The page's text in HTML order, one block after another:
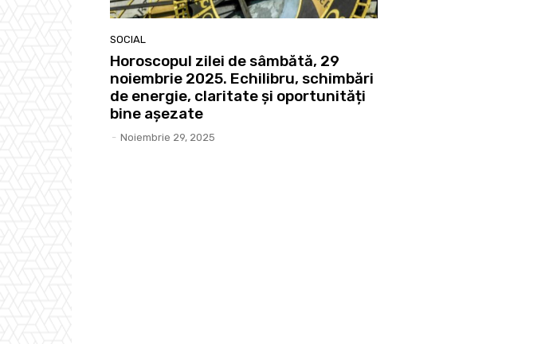
SOCIAL
Horoscopul zilei de sâmbătă, 29
noiembrie 2025. Echilibru, schimbări
de energie, claritate și oportunități
bine așezate
- Noiembrie 29, 2025